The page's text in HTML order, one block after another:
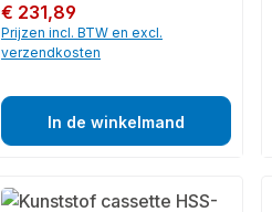
Normale prijs:
€ 231,89
Prijzen incl. BTW en excl.
verzendkosten
In de winkelmand